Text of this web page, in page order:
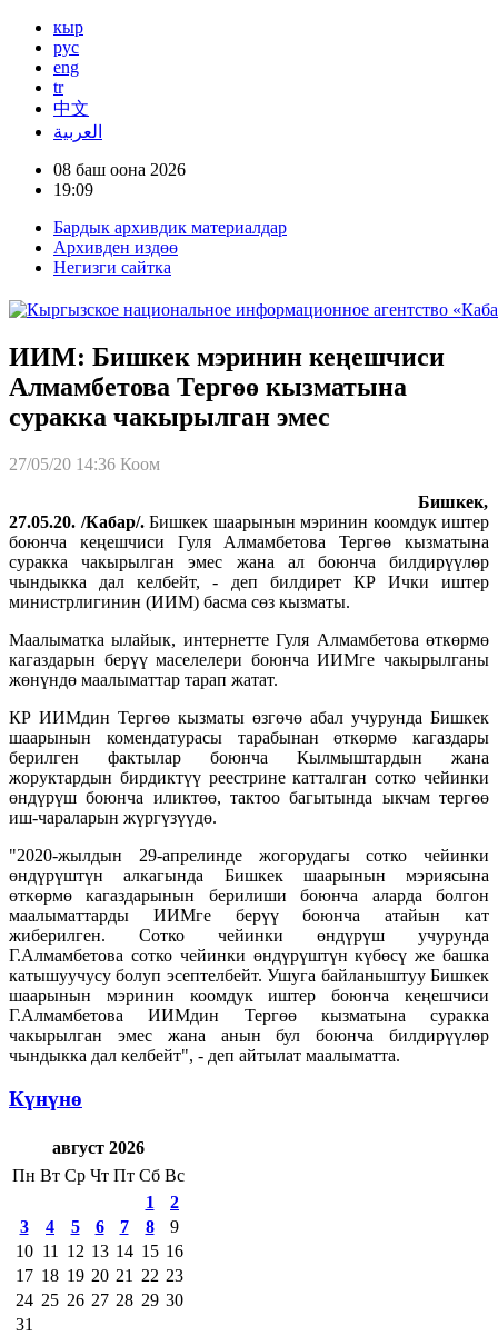
кыр
рус
eng
tr
中文
العربية
08 баш оона 2026
19:09
Бардык архивдик материалдар
Архивден издөө
Негизги сайтка
ИИМ: Бишкек мэринин кеңешчиси
Алмамбетова Тергөө кызматына
суракка чакырылган эмес
27/05/20 14:36 Коом
Бишкек,
27.05.20. /Кабар/. Бишкек шаарынын мэринин коомдук иштер
боюнча кеңешчиси Гуля Алмамбетова Тергөө кызматына
суракка чакырылган эмес жана ал боюнча билдирүүлөр
чындыкка дал келбейт, - деп билдирет КР Ички иштер
министрлигинин (ИИМ) басма сөз кызматы.
Маалыматка ылайык, интернетте Гуля Алмамбетова өткөрмө
кагаздарын берүү маселелери боюнча ИИМге чакырылганы
жөнүндө маалыматтар тарап жатат.
КР ИИМдин Тергөө кызматы өзгөчө абал учурунда Бишкек
шаарынын комендатурасы тарабынан өткөрмө кагаздары
берилген фактылар боюнча Кылмыштардын жана
жоруктардын бирдиктүү реестрине катталган сотко чейинки
өндүрүш боюнча иликтөө, тактоо багытында ыкчам тергөө
иш-чараларын жүргүзүүдө.
"2020-жылдын 29-апрелинде жогорудагы сотко чейинки
өндүрүштүн алкагында Бишкек шаарынын мэриясына
өткөрмө кагаздарынын берилиши боюнча аларда болгон
маалыматтарды ИИМге берүү боюнча атайын кат
жиберилген. Сотко чейинки өндүрүш учурунда
Г.Алмамбетова сотко чейинки өндүрүштүн күбөсү же башка
катышуучусу болуп эсептелбейт. Ушуга байланыштуу Бишкек
шаарынын мэринин коомдук иштер боюнча кеңешчиси
Г.Алмамбетова ИИМдин Тергөө кызматына суракка
чакырылган эмес жана анын бул боюнча билдирүүлөр
чындыкка дал келбейт", - деп айтылат маалыматта.
Күнүнө
август 2026
Пн Вт Ср Чт Пт Сб Вс
1
2
3
4 5 6 7 8
9
10 11 12 13 14 15 16
17 18 19 20 21 22 23
24 25 26 27 28 29 30
31